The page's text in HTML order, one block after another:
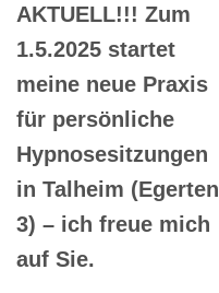
AKTUELL!!! Zum
1.5.2025 startet
meine neue Praxis
für persönliche
Hypnosesitzungen
in Talheim (Egerten
3) – ich freue mich
auf Sie.